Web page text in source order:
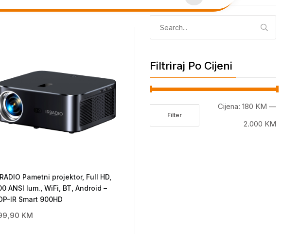
Pametni projektor, Full HD,
ANSI lum., WiFi, BT, Android –
IR Smart 900HD
KM
Filtriraj Po Cijeni
Filter
Cijena: 180 KM —
2.000 KM